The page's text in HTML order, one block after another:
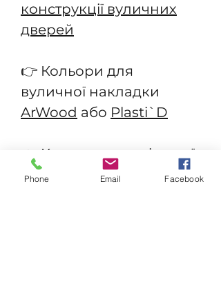
конструкції вуличних
дверей
👉 Кольори для
вуличної накладки
ArWood або Plasti`D
👉 Кольори внутрішньої
накладки вуличних
Phone Email Facebook